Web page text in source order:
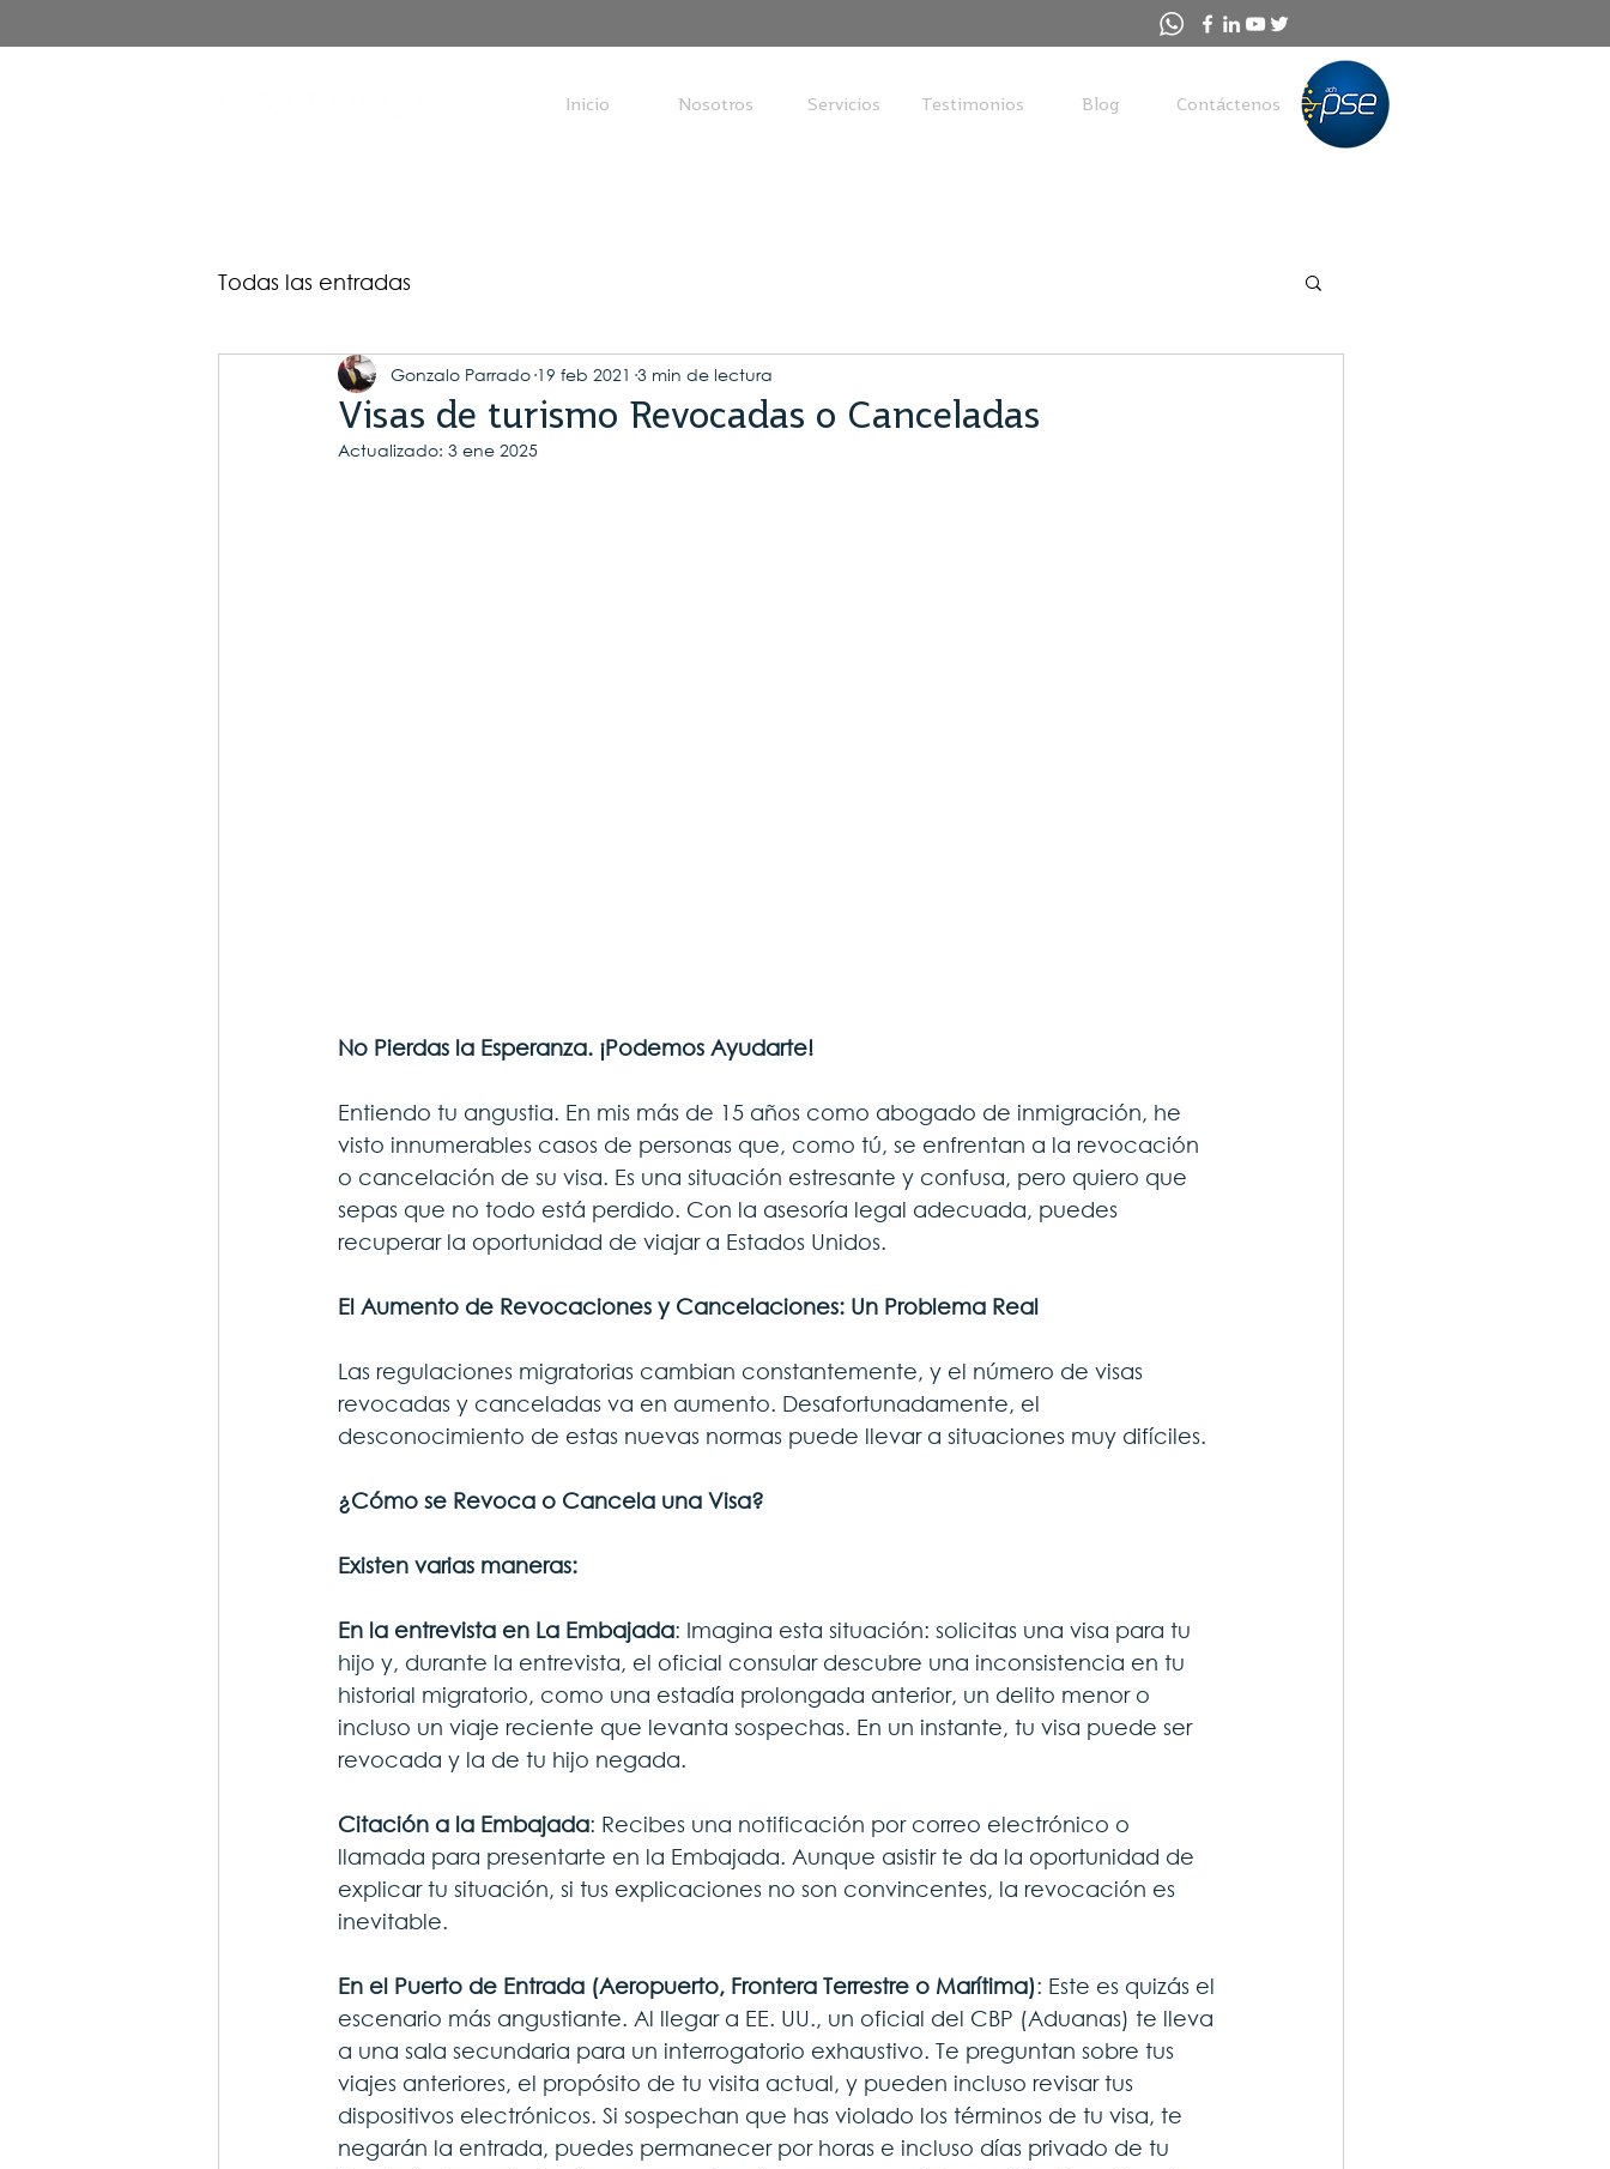
Inicio Nosotros Servicios Testimonios Blog Contáctenos
Todas las entradas
Visas de turismo Revocadas o Canceladas
Gonzalo Parrado 19 feb 2021 3 min de lectura
Actualizado: 3 ene 2025
No Pierdas la Esperanza. ¡Podemos Ayudarte!
Entiendo tu angustia. En mis más de 15 años como abogado de inmigración, he
visto innumerables casos de personas que, como tú, se enfrentan a la revocación
o cancelación de su visa. Es una situación estresante y confusa, pero quiero que
sepas que no todo está perdido. Con la asesoría legal adecuada, puedes
recuperar la oportunidad de viajar a Estados Unidos.
El Aumento de Revocaciones y Cancelaciones: Un Problema Real
Las regulaciones migratorias cambian constantemente, y el número de visas
revocadas y canceladas va en aumento. Desafortunadamente, el
desconocimiento de estas nuevas normas puede llevar a situaciones muy difíciles.
¿Cómo se Revoca o Cancela una Visa?
Existen varias maneras:
En la entrevista en La Embajada: Imagina esta situación: solicitas una visa para tu
hijo y, durante la entrevista, el oficial consular descubre una inconsistencia en tu
historial migratorio, como una estadía prolongada anterior, un delito menor o
incluso un viaje reciente que levanta sospechas. En un instante, tu visa puede ser
revocada y la de tu hijo negada.
Citación a la Embajada: Recibes una notificación por correo electrónico o
llamada para presentarte en la Embajada. Aunque asistir te da la oportunidad de
explicar tu situación, si tus explicaciones no son convincentes, la revocación es
inevitable.
En el Puerto de Entrada (Aeropuerto, Frontera Terrestre o Marítima): Este es quizás el
escenario más angustiante. Al llegar a EE. UU., un oficial del CBP (Aduanas) te lleva
a una sala secundaria para un interrogatorio exhaustivo. Te preguntan sobre tus
viajes anteriores, el propósito de tu visita actual, y pueden incluso revisar tus
dispositivos electrónicos. Si sospechan que has violado los términos de tu visa, te
negarán la entrada, puedes permanecer por horas e incluso días privado de tu